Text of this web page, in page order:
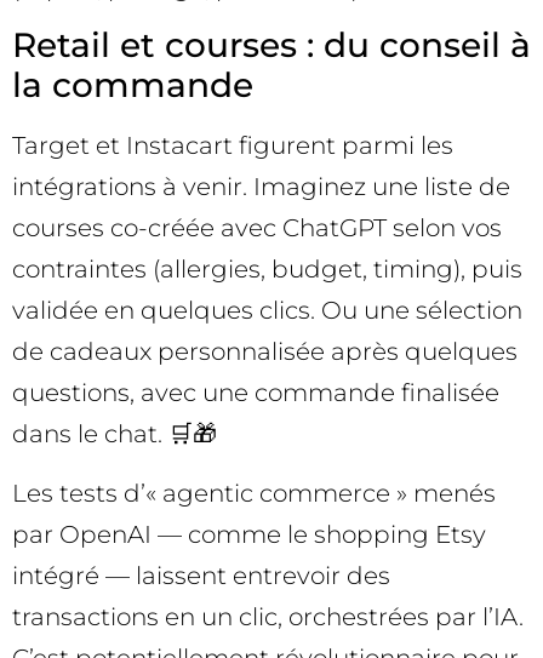
Retail et courses : du conseil à
la commande
Target et Instacart figurent parmi les
intégrations à venir. Imaginez une liste de
courses co-créée avec ChatGPT selon vos
contraintes (allergies, budget, timing), puis
validée en quelques clics. Ou une sélection
de cadeaux personnalisée après quelques
questions, avec une commande finalisée
dans le chat. 🛒🎁
Les tests d’« agentic commerce » menés
par OpenAI — comme le shopping Etsy
intégré — laissent entrevoir des
transactions en un clic, orchestrées par l’IA.